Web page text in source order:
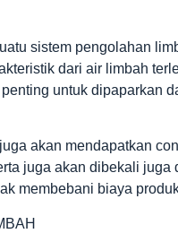
sistem pengolahan
dari air limbah
untuk dipaparkan
akan mendapatkan
juga akan dibekali
membebani biaya